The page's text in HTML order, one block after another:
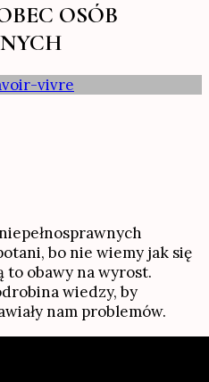
OSÓB
vivre
bo nie wiemy jak się
to obawy na wyrost.
wiedzy, by
nam problemów.